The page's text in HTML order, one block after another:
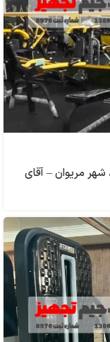
شهر مریوان – آقای